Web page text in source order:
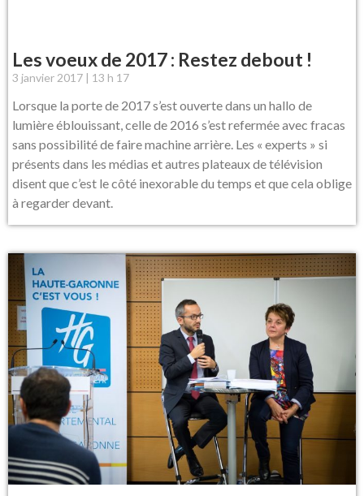
Les voeux de 2017 : Restez debout !
3 janvier 2017 13 h 17
Lorsque la porte de 2017 s’est ouverte dans un hallo de
lumière éblouissant, celle de 2016 s’est refermée avec fracas
sans possibilité de faire machine arrière. Les « experts » si
présents dans les médias et autres plateaux de télévision
disent que c’est le côté inexorable du temps et que cela oblige
à regarder devant.